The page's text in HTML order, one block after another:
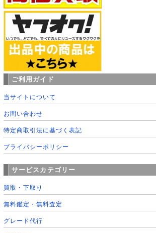
ご利用ガイド
当サイトについて
お問い合わせ
特定商取引法に基づく表記
プライバシーポリシー
サービスカテゴリー
買取・下取り
無料鑑定・無料査定
グレード代行